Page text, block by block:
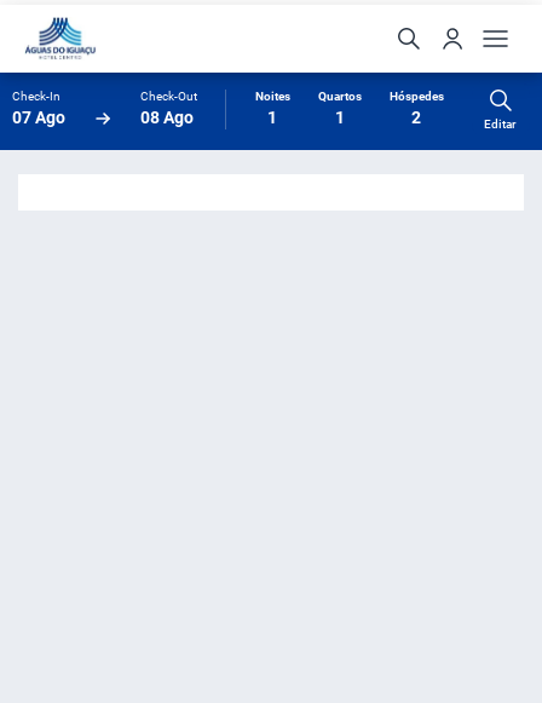
Check-In
07 Ago
Check-Out
08 Ago
Noites
1
Quartos
1
Hóspedes
2 Editar